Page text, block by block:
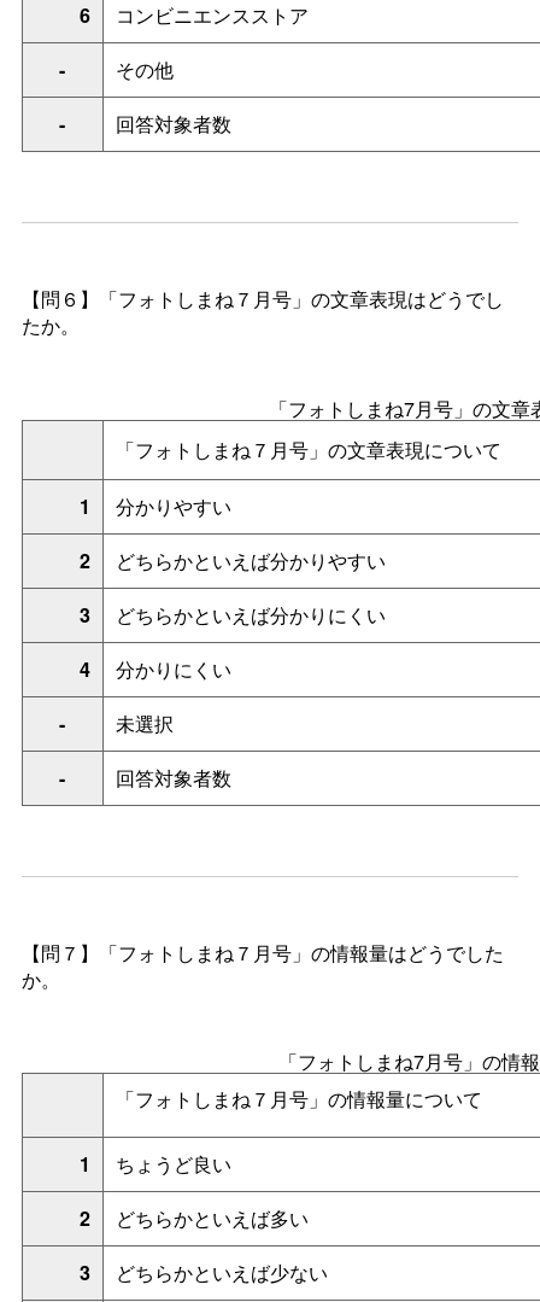
6
コンビニエンスストア
-
その他
-
回答対象者数
【問６】「フォトしまね７月号」の文章表現はどうでし
たか。
「フォトしまね7月号」の文
「フォトしまね７月号」の文章表現について
1
分かりやすい
2
どちらかといえば分かりやすい
3
どちらかといえば分かりにくい
4
分かりにくい
-
未選択
-
回答対象者数
【問７】「フォトしまね７月号」の情報量はどうでした
か。
「フォトしまね7月号」の情
「フォトしまね７月号」の情報量について
1
ちょうど良い
2
どちらかといえば多い
3
どちらかといえば少ない